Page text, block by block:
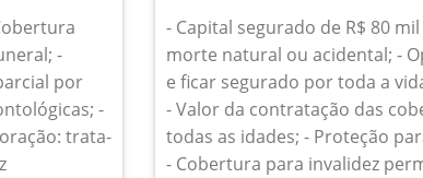
-
por
-
trata-
- Capital segurado de R$ 80
morte natural ou acidental; -
e ficar segurado por toda a
- Valor da contratação das
todas as idades; - Proteção
- Cobertura para invalidez